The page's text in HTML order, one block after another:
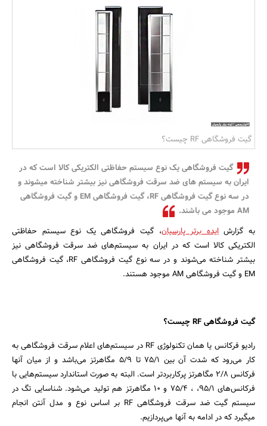
جستجو
گیت فروشگاهی RF چیست؟
گیت فروشگاهی یک نوع سیستم حفاظتی الکتریکی کالا است که در
ایران به سیستم های ضد سرقت فروشگاهی نیز بیشتر شناخته میشوند و
در سه نوع گیت فروشگاهی RF، گیت فروشگاهی EM و گیت فروشگاهی
AM موجود می باشند.
به گزارشایده برتر پارسیان، گیت فروشگاهی یک نوع سیستم حفاظتی
الکتریکی کالا است که در ایران به سیستم‌های ضد سرقت فروشگاهی نیز
بیشتر شناخته می‌شوند و در سه نوع گیت فروشگاهی RF، گیت فروشگاهی
EM و گیت فروشگاهی AM موجود هستند.
گیت فروشگاهی RF چیست؟
رادیو فرکانس یا همان تکنولوژی RF در سیستم‌های اعلام سرقت فروشگاهی به
کار می‌رود که شدت آن بین 75/1 تا 5/9 مگاهرتز می‌باشد و از میان آنها
فرکانس 2/8 مگاهرتز پرکاربردتر است. البته به صورت استاندارد سیستم‌هایی با
فرکانس‌های 95/1، ، 75/4 و 10 مگاهرتز هم تولید می‌شود. شناسایی تگ در
سیستم گیت ضد سرقت فروشگاهی RF بر اساس نوع و مدل آنتن انجام
میگیرد که در ادامه به آنها می‌پردازیم.